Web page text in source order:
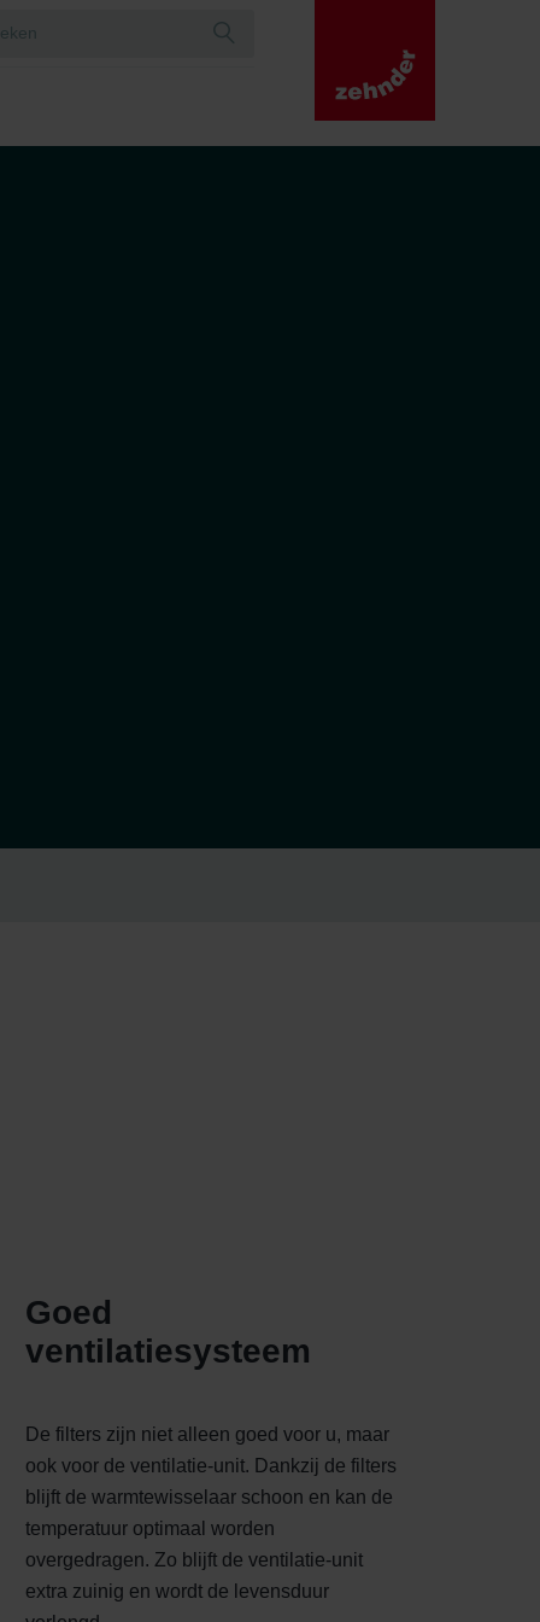
Goed
ventilatiesysteem
De filters zijn niet alleen goed voor u, maar
ook voor de ventilatie-unit. Dankzij de filters
blijft de warmtewisselaar schoon en kan de
temperatuur optimaal worden
overgedragen. Zo blijft de ventilatie-unit
extra zuinig en wordt de levensduur